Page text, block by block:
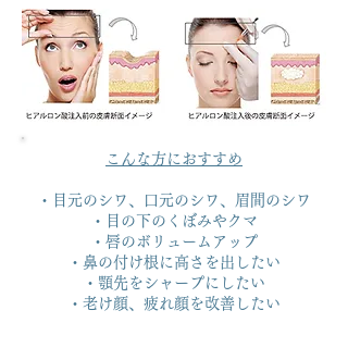
こんな方におすすめ
・目元のシワ、口元のシワ、眉間のシワ
・目の下のくぼみやクマ
・唇のボリュームアップ
・鼻の付け根に高さを出したい
・顎先をシャープにしたい
​・老け顔、疲れ顔を改善したい